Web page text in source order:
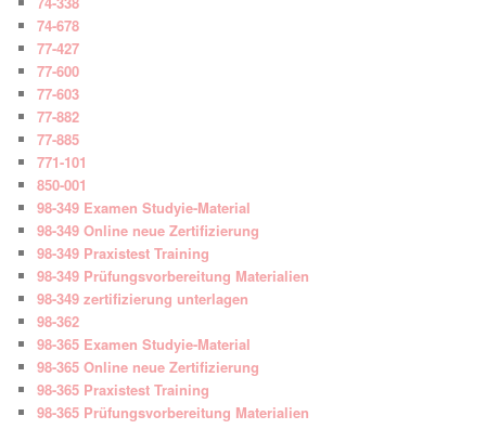
74-678
77-427
77-600
77-603
77-882
77-885
771-101
850-001
98-349 Examen Studyie-Material
98-349 Online neue Zertifizierung
98-349 Praxistest Training
98-349 Prüfungsvorbereitung Materialien
98-349 zertifizierung unterlagen
98-362
98-365 Examen Studyie-Material
98-365 Online neue Zertifizierung
98-365 Praxistest Training
98-365 Prüfungsvorbereitung Materialien